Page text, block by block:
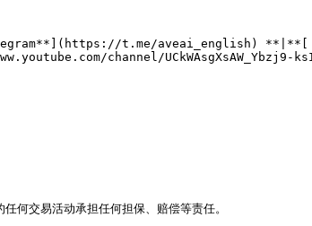
t.me/aveai_english) **|**[
channel/UCkWAsgXsAW_Ybzj9-